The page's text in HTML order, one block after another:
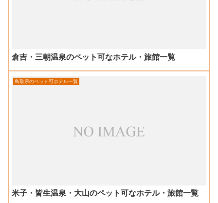
倉吉・三朝温泉のペット可なホテル・旅館一覧
鳥取県のペット可ホテル一覧
米子・皆生温泉・大山のペット可なホテル・旅館一覧